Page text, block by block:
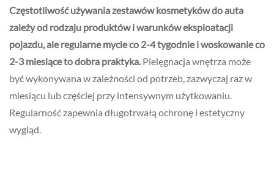
Częstotliwość używania zestawów kosmetyków do auta
zależy od rodzaju produktów i warunków eksploatacji
pojazdu, ale regularne mycie co 2-4 tygodnie i woskowanie co
2-3 miesiące to dobra praktyka. Pielęgnacja wnętrza może
być wykonywana w zależności od potrzeb, zazwyczaj raz w
miesiącu lub częściej przy intensywnym użytkowaniu.
Regularność zapewnia długotrwałą ochronę i estetyczny
wygląd.